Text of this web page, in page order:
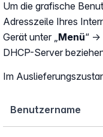
Um die grafische
Adresszeile Ihres
Gerät unter „Menü“ →
DHCP-Server
Im
Benutzername